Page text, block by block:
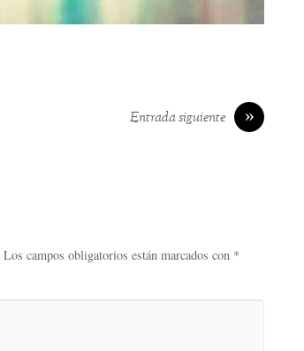
»
Entrada siguiente
Los campos obligatorios están marcados con *